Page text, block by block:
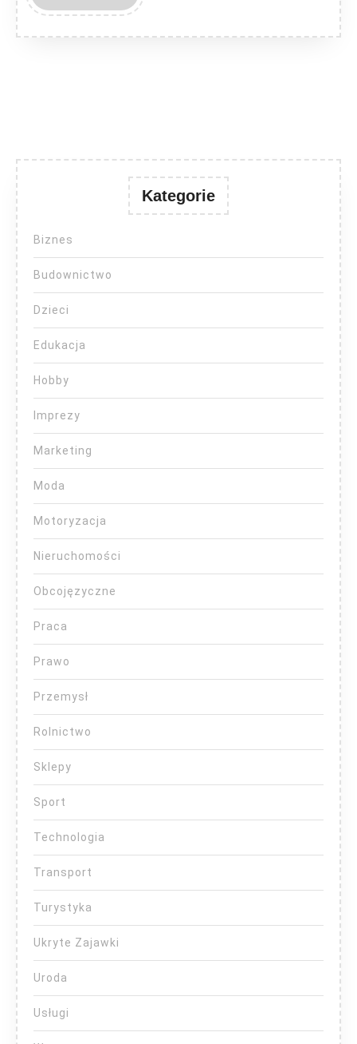
MORE
Kategorie
Biznes
Budownictwo
Dzieci
Edukacja
Hobby
Imprezy
Marketing
Moda
Motoryzacja
Nieruchomości
Obcojęzyczne
Praca
Prawo
Przemysł
Rolnictwo
Sklepy
Sport
Technologia
Transport
Turystyka
Ukryte Zajawki
Uroda
Usługi